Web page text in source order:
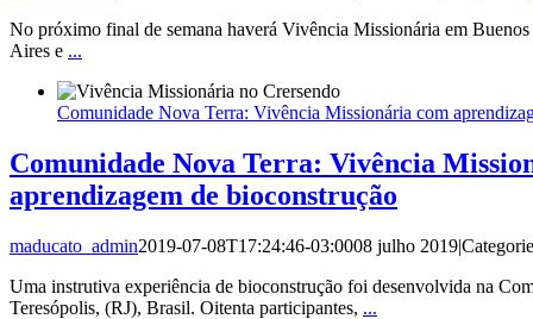
No próximo final de semana haverá Vivência Missionária em
Aires e ...
Comunidade Nova Terra: Vivência Missionária com
Comunidade Nova Terra: Vivência
aprendizagem de bioconstrução
maducato_admin2019-07-08T17:24:46-03:0008 julho 2019|
Uma instrutiva experiência de bioconstrução foi desenvolvida na
Teresópolis, (RJ), Brasil. Oitenta participantes, ...